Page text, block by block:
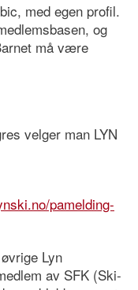
med egen profil.
og
må være
velger man LYN
pamelding-
Lyn
av SFK (Ski-